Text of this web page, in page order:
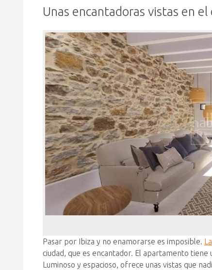
Unas encantadoras vistas en el
Pasar por Ibiza y no enamorarse es imposible.
ciudad, que es encantador. El apartamento
Luminoso y espacioso, ofrece unas vistas que